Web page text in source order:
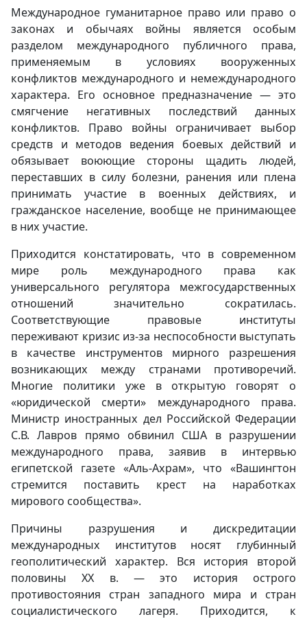
Международное гуманитарное право или право о
законах и обычаях войны является особым
разделом международного публичного права,
применяемым в условиях вооруженных
конфликтов международного и немеждународного
характера. Его основное предназначение — это
смягчение негативных последствий данных
конфликтов. Право войны ограничивает выбор
средств и методов ведения боевых действий и
обязывает воюющие стороны щадить людей,
переставших в силу болезни, ранения или плена
принимать участие в военных действиях, и
гражданское население, вообще не принимающее
в них участие.
Приходится констатировать, что в современном
мире роль международного права как
универсального регулятора межгосударственных
отношений значительно сократилась.
Соответствующие правовые институты
переживают кризис из-за неспособности выступать
в качестве инструментов мирного разрешения
возникающих между странами противоречий.
Многие политики уже в открытую говорят о
«юридической смерти» международного права.
Министр иностранных дел Российской Федерации
С.В. Лавров прямо обвинил США в разрушении
международного права, заявив в интервью
египетской газете «Аль-Ахрам», что «Вашингтон
стремится поставить крест на наработках
мирового сообщества».
Причины разрушения и дискредитации
международных институтов носят глубинный
геополитический характер. Вся история второй
половины XX в. — это история острого
противостояния стран западного мира и стран
социалистического лагеря. Приходится, к